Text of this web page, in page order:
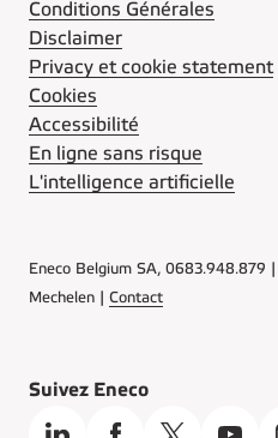
Conditions Générales
Disclaimer
Privacy et cookie statement
Cookies
Accessibilité
En ligne sans risque
L'intelligence artificielle
Eneco Belgium SA, 0683.948.879
Mechelen | Contact
Suivez Eneco